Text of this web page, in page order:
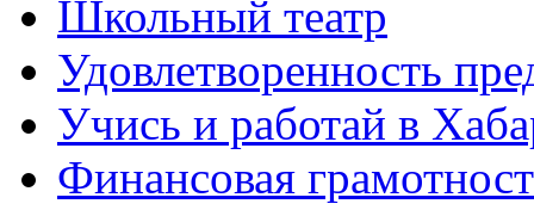
Школьный театр
Удовлетворенность
Учись и работай в
Финансовая